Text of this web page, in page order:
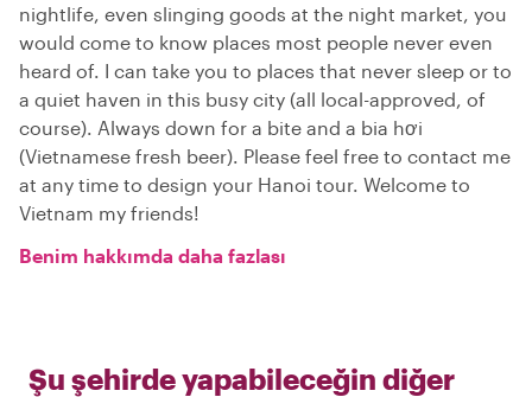
nightlife, even slinging goods at the night market, you
would come to know places most people never even
heard of. I can take you to places that never sleep or to
a quiet haven in this busy city (all local-approved, of
course). Always down for a bite and a bia hơi
(Vietnamese fresh beer). Please feel free to contact me
at any time to design your Hanoi tour. Welcome to
Vietnam my friends!
Benim hakkımda daha fazlası
Şu şehirde yapabileceğin diğer